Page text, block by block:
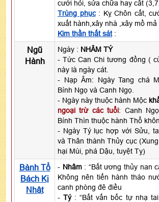
cưới hỏi, sửa chữa hay cất
Trùng phục: Kỵ Chôn cất,
xuất hành,xây nhà ,xây mồ mả
Kim thần thất sát:
Ngũ
Hành
Ngày : NHÂM TÝ
- Tức Can Chi tương đồng (
này là ngày cát.
- Nạp Âm: Ngày Tang chá
Bính Ngọ và Canh Ngọ.
- Ngày này thuộc hành Mộc
ngoại trừ các tuổi: Canh
Bính Thìn thuộc hành Thổ
- Ngày Tý lục hợp với Sửu,
và Thân thành Thủy cục
hại Mùi, phá Dậu, tuyệt Tỵ)
Bành Tổ
Bách Kị
Nhật
- Nhâm: “Bất ương thủy nan
Không nên tiến hành tháo
canh phòng đê điều
-Tý: “Bất vấn bốc tự nhạ tai